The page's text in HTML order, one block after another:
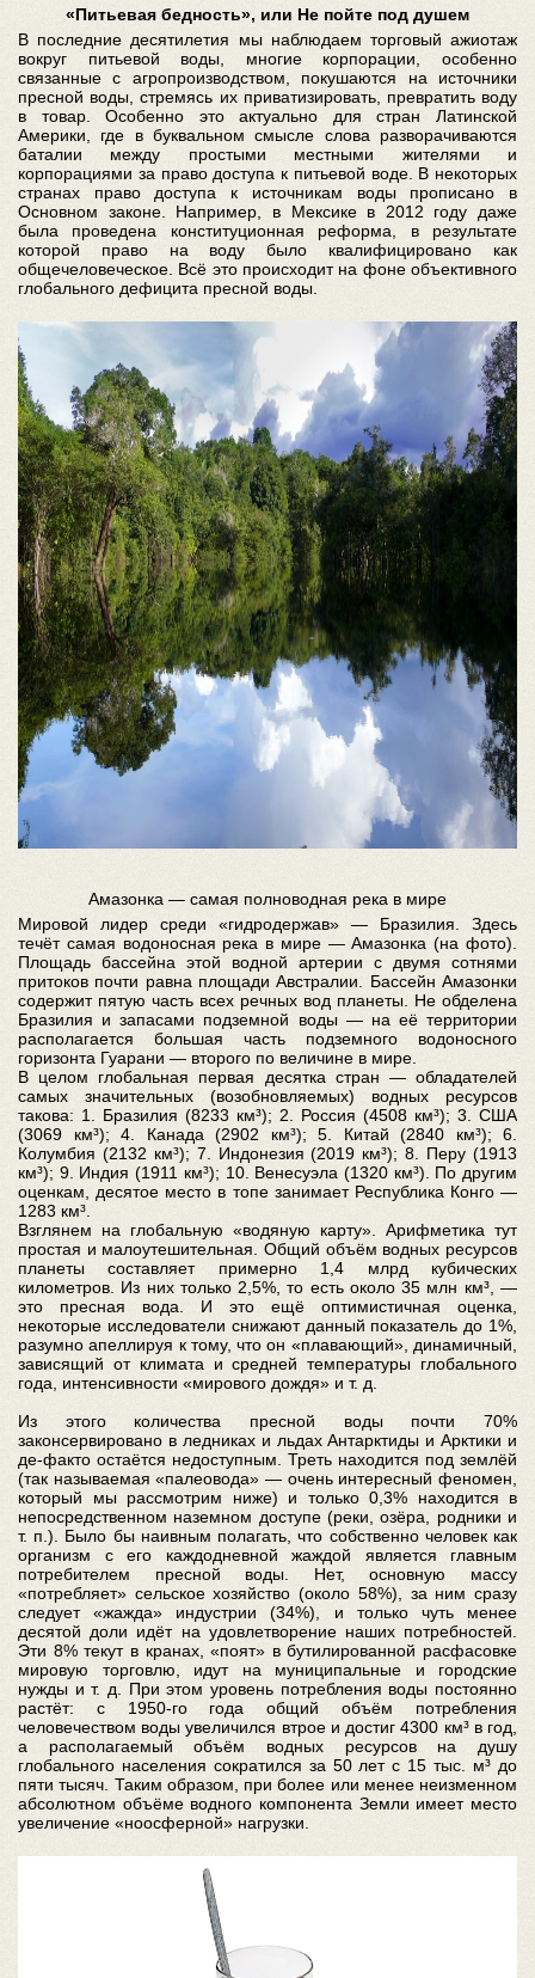
«Питьевая бедность», или Не пойте под душем
В последние десятилетия мы наблюдаем торговый ажиотаж
вокруг питьевой воды, многие корпорации, особенно
связанные с агропроизводством, покушаются на источники
пресной воды, стремясь их приватизировать, превратить воду
в товар. Особенно это актуально для стран Латинской
Америки, где в буквальном смысле слова разворачиваются
баталии между простыми местными жителями и
корпорациями за право доступа к питьевой воде. В некоторых
странах право доступа к источникам воды прописано в
Основном законе. Например, в Мексике в 2012 году даже
была проведена конституционная реформа, в результате
которой право на воду было квалифицировано как
общечеловеческое. Всё это происходит на фоне объективного
глобального дефицита пресной воды.
Амазонка — самая полноводная река в мире
Мировой лидер среди «гидродержав» — Бразилия. Здесь
течёт самая водоносная река в мире — Амазонка (на фото).
Площадь бассейна этой водной артерии с двумя сотнями
притоков почти равна площади Австралии. Бассейн Амазонки
содержит пятую часть всех речных вод планеты. Не обделена
Бразилия и запасами подземной воды — на её территории
располагается большая часть подземного водоносного
горизонта Гуарани — второго по величине в мире.
В целом глобальная первая десятка стран — обладателей
самых значительных (возобновляемых) водных ресурсов
такова: 1. Бразилия (8233 км³); 2. Россия (4508 км³); 3. США
(3069 км³); 4. Канада (2902 км³); 5. Китай (2840 км³); 6.
Колумбия (2132 км³); 7. Индонезия (2019 км³); 8. Перу (1913
км³); 9. Индия (1911 км³); 10. Венесуэла (1320 км³). По другим
оценкам, десятое место в топе занимает Республика Конго —
1283 км³.
Взглянем на глобальную «водяную карту». Арифметика тут
простая и малоутешительная. Общий объём водных ресурсов
планеты составляет примерно 1,4 млрд кубических
километров. Из них только 2,5%, то есть около 35 млн км³, —
это пресная вода. И это ещё оптимистичная оценка,
некоторые исследователи снижают данный показатель до 1%,
разумно апеллируя к тому, что он «плавающий», динамичный,
зависящий от климата и средней температуры глобального
года, интенсивности «мирового дождя» и т. д.
Из этого количества пресной воды почти 70%
законсервировано в ледниках и льдах Антарктиды и Арктики и
де-факто остаётся недоступным. Треть находится под землёй
(так называемая «палеовода» — очень интересный феномен,
который мы рассмотрим ниже) и только 0,3% находится в
непосредственном наземном доступе (реки, озёра, родники и
т. п.). Было бы наивным полагать, что собственно человек как
организм с его каждодневной жаждой является главным
потребителем пресной воды. Нет, основную массу
«потребляет» сельское хозяйство (около 58%), за ним сразу
следует «жажда» индустрии (34%), и только чуть менее
десятой доли идёт на удовлетворение наших потребностей.
Эти 8% текут в кранах, «поят» в бутилированной расфасовке
мировую торговлю, идут на муниципальные и городские
нужды и т. д. При этом уровень потребления воды постоянно
растёт: с 1950-го года общий объём потребления
человечеством воды увеличился втрое и достиг 4300 км³ в год,
а располагаемый объём водных ресурсов на душу
глобального населения сократился за 50 лет с 15 тыс. м³ до
пяти тысяч. Таким образом, при более или менее неизменном
абсолютном объёме водного компонента Земли имеет место
увеличение «ноосферной» нагрузки.